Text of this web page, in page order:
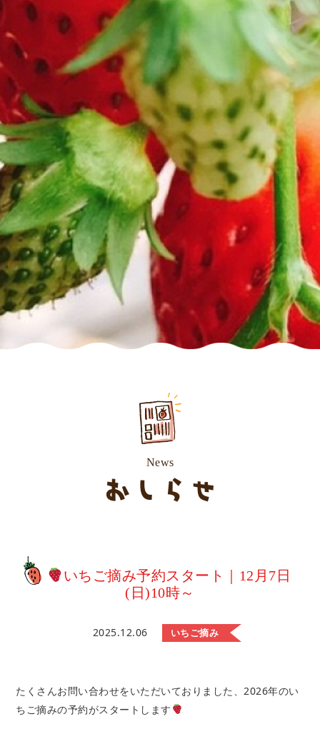
News
おしらせ
いちご摘み予約スタート｜12月7日
(日)10時～
2025.12.06 いちご摘み
たくさんお問い合わせをいただいておりました、2026年のい
ちご摘みの予約がスタートします